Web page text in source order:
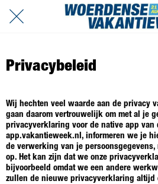
Privacybeleid
Wij hechten veel waarde aan de privacy
gaan daarom vertrouwelijk om met al je
privacyverklaring voor de native app van
app.vakantieweek.nl, informeren we je
de verwerking van je persoonsgegevens,
op. Het kan zijn dat we onze
bijvoorbeeld omdat we een andere
zullen de nieuwe privacyverklaring altijd